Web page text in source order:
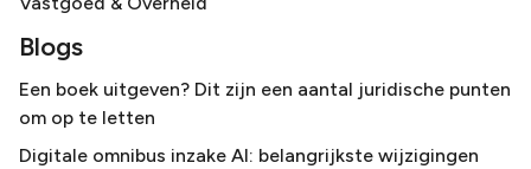
Blogs
Een boek uitgeven? Dit zijn een aantal juridische punten
om op te letten
Digitale omnibus inzake AI: belangrijkste wijzigingen